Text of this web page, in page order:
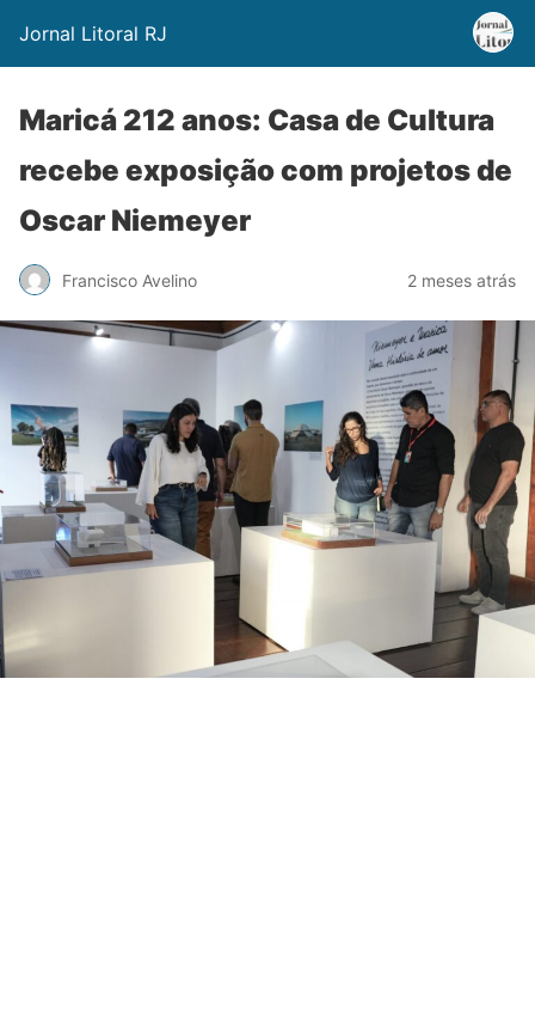
Jornal Litoral RJ
Maricá 212 anos: Casa de Cultura
recebe exposição com projetos de
Oscar Niemeyer
Francisco Avelino 2 meses atrás